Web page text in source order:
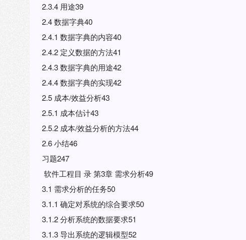
2.3.4 用途39
2.4 数据字典40
2.4.1 数据字典的内容40
2.4.2 定义数据的方法41
2.4.3 数据字典的用途42
2.4.4 数据字典的实现42
2.5 成本/效益分析43
2.5.1 成本估计43
2.5.2 成本/效益分析的方法44
2.6 小结46
习题247
软件工程目 录 第3章 需求分析49
3.1 需求分析的任务50
3.1.1 确定对系统的综合要求50
3.1.2 分析系统的数据要求51
3.1.3 导出系统的逻辑模型52